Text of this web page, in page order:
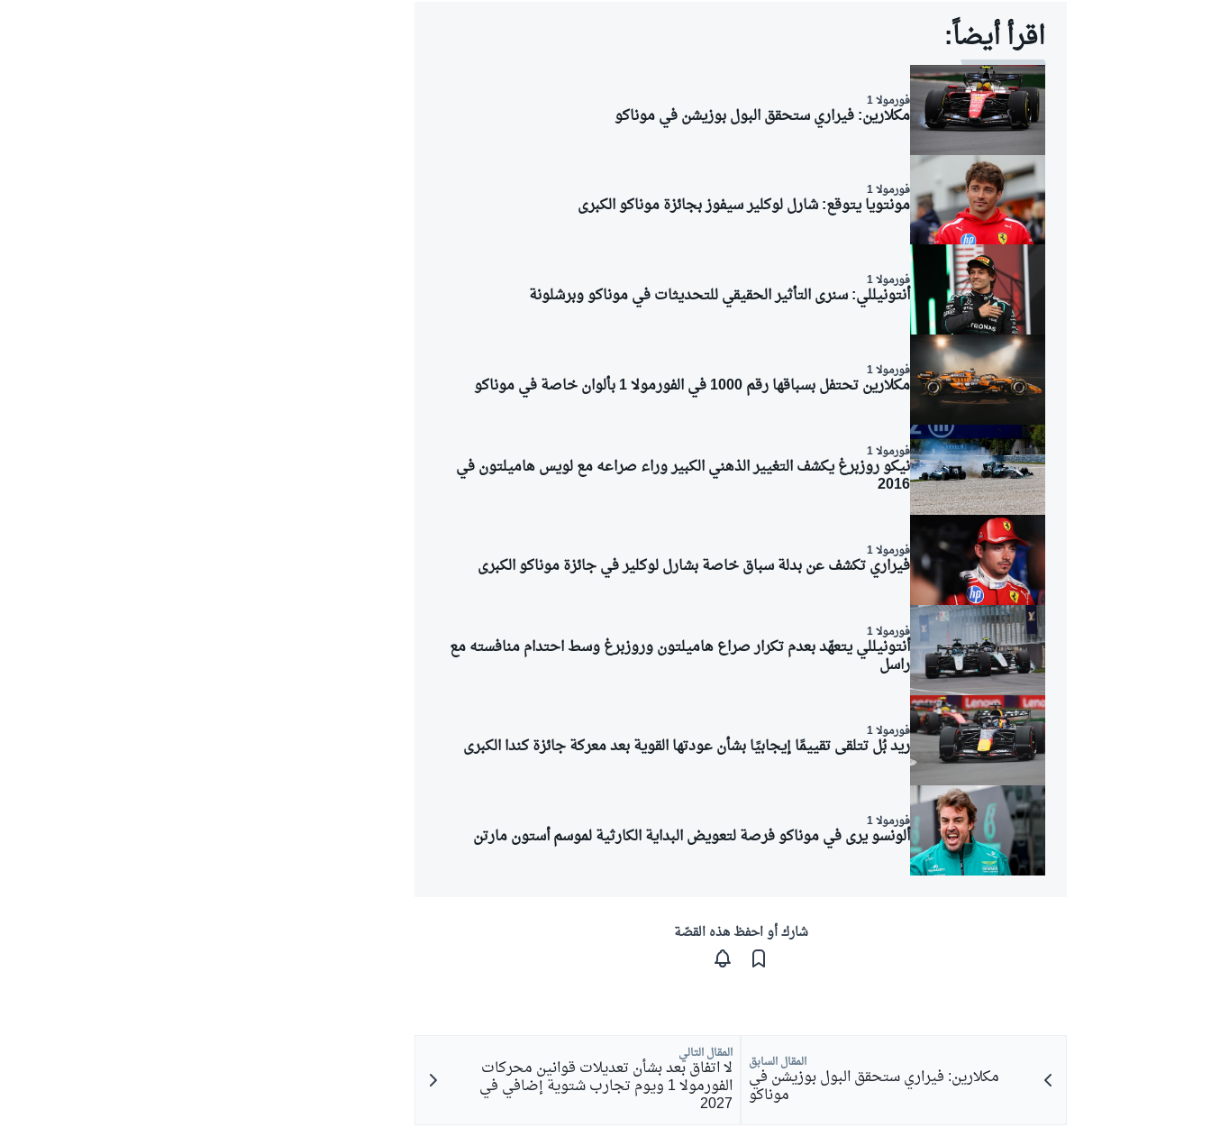
اقرأ أيضاً:
فورمولا 1
مكلارين: فيراري ستحقق البول بوزيشن في موناكو
فورمولا 1
مونتويا يتوقع: شارل لوكلير سيفوز بجائزة موناكو الكبرى
فورمولا 1
أنتونيللي: سنرى التأثير الحقيقي للتحديثات في موناكو وبرشلونة
فورمولا 1
مكلارين تحتفل بسباقها رقم 1000 في الفورمولا 1 بألوان خاصة في موناكو
فورمولا 1
نيكو روزبرغ يكشف التغيير الذهني الكبير وراء صراعه مع لويس هاميلتون في
2016
فورمولا 1
فيراري تكشف عن بدلة سباق خاصة بشارل لوكلير في جائزة موناكو الكبرى
فورمولا 1
أنتونيللي يتعهّد بعدم تكرار صراع هاميلتون وروزبرغ وسط احتدام منافسته مع
راسل
فورمولا 1
ريد بُل تتلقى تقييمًا إيجابيًا بشأن عودتها القوية بعد معركة جائزة كندا الكبرى
فورمولا 1
ألونسو يرى في موناكو فرصة لتعويض البداية الكارثية لموسم أستون مارتن
شارك أو احفظ هذه القصّة
المقال السابق
مكلارين: فيراري ستحقق البول بوزيشن في
موناكو
المقال التالي
لا اتفاق بعد بشأن تعديلات قوانين محركات
الفورمولا 1 ويوم تجارب شتوية إضافي في
2027